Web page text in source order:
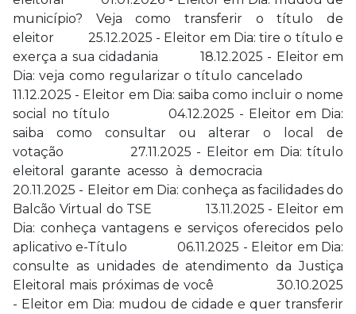
município? Veja como transferir o título de
eleitor 25.12.2025 - Eleitor em Dia: tire o título e
exerça a sua cidadania 18.12.2025 - Eleitor em
Dia: veja como regularizar o título cancelado
11.12.2025 - Eleitor em Dia: saiba como incluir o nome
social no título 04.12.2025 - Eleitor em Dia:
saiba como consultar ou alterar o local de
votação 27.11.2025 - Eleitor em Dia: título
eleitoral garante acesso à democracia
20.11.2025 - Eleitor em Dia: conheça as facilidades do
Balcão Virtual do TSE 13.11.2025 - Eleitor em
Dia: conheça vantagens e serviços oferecidos pelo
aplicativo e-Título 06.11.2025 - Eleitor em Dia:
consulte as unidades de atendimento da Justiça
Eleitoral mais próximas de você 30.10.2025
- Eleitor em Dia: mudou de cidade e quer transferir